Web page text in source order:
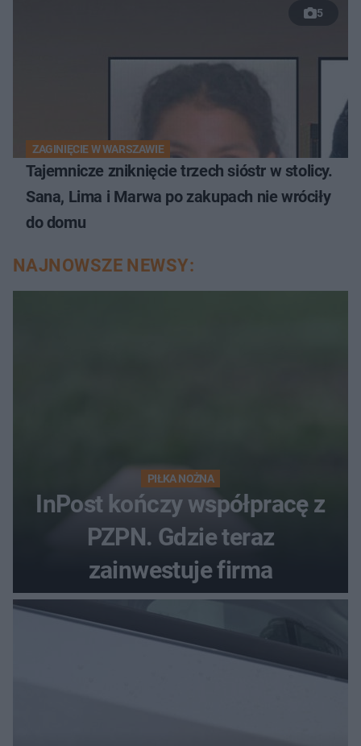
5
ZAGINIĘCIE W WARSZAWIE
Tajemnicze zniknięcie trzech sióstr w stolicy.
Sana, Lima i Marwa po zakupach nie wróciły
do domu
NAJNOWSZE NEWSY:
PIŁKA NOŻNA
InPost kończy współpracę z
PZPN. Gdzie teraz
zainwestuje firma